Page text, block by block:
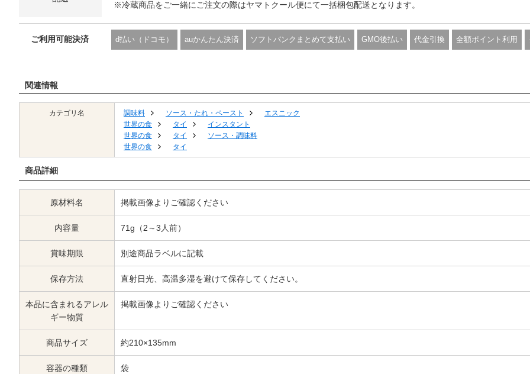
※冷蔵商品をご一緒にご注文の際はヤマトクール便にて一括梱包配送となります。
ご利用可能決済 d払い（ドコモ） auかんたん決済 ソフトバンクまとめて支払い GMO後払い 代金引換 全額ポイント利用
関連情報
カテゴリ名 調味料 ソース・たれ・ペースト
エスニック
世界の食
タイ
インスタント
世界の食
タイ
ソース・調味料
世界の食
タイ
商品詳細
原材料名 掲載画像よりご確認ください
内容量 71g（2～3人前）
賞味期限 別途商品ラベルに記載
保存方法 直射日光、高温多湿を避けて保存してください。
本品に含まれるアレル
ギー物質
掲載画像よりご確認ください
商品サイズ 約210×135mm
容器の種類 袋